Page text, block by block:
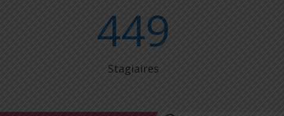
449
Stagiaires